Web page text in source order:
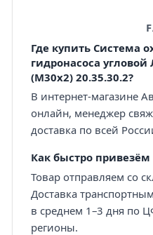
Где купить Система
гидронасоса угловой
(M30x2) 20.35.30.2?
В интернет-магазине
онлайн, менеджер
доставка по всей
Как быстро привезём
Товар отправляем со
Доставка
в среднем 1–3 дня по
регионы.